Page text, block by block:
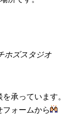
ホズスタジオ
承っています。
ォームから